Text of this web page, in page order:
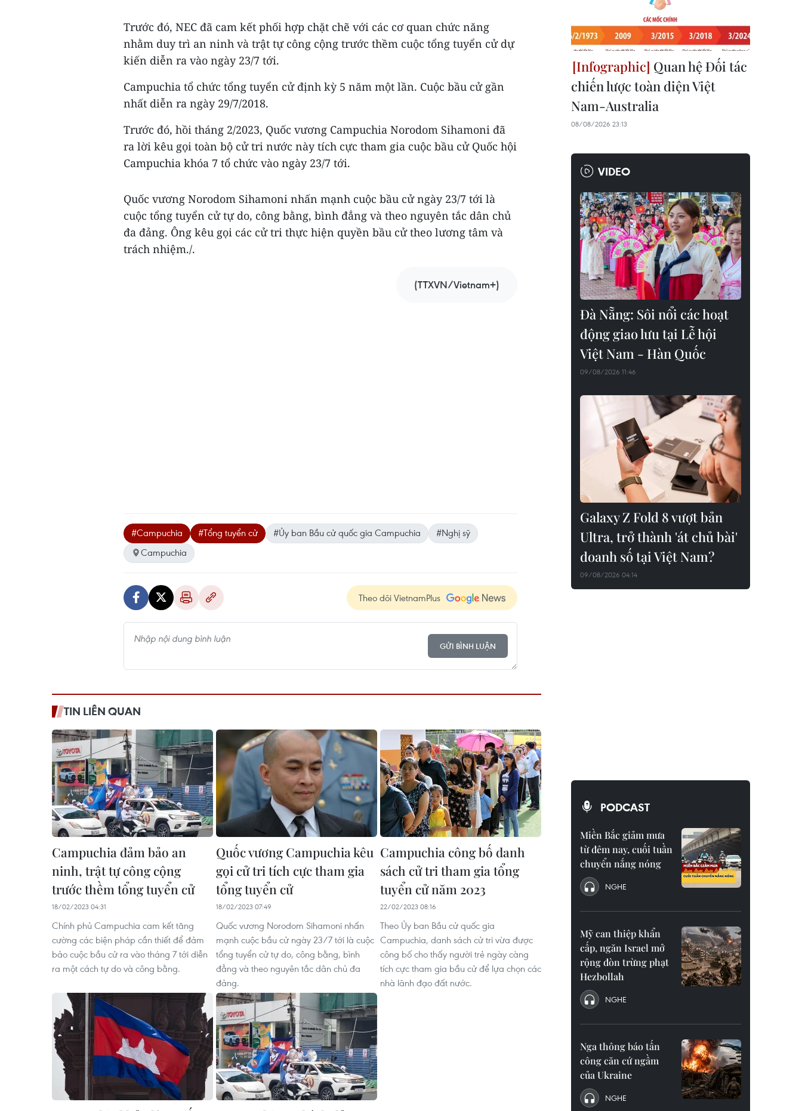
Trước đó, NEC đã cam kết phối hợp chặt chẽ với các cơ quan chức năng
nhằm duy trì an ninh và trật tự công cộng trước thềm cuộc tổng tuyển cử dự
kiến diễn ra vào ngày 23/7 tới.
Campuchia tổ chức tổng tuyển cử định kỳ 5 năm một lần. Cuộc bầu cử gần
nhất diễn ra ngày 29/7/2018.
Trước đó, hồi tháng 2/2023, Quốc vương Campuchia Norodom Sihamoni đã
ra lời kêu gọi toàn bộ cử tri nước này tích cực tham gia cuộc bầu cử Quốc hội
Campuchia khóa 7 tổ chức vào ngày 23/7 tới.
Quốc vương Norodom Sihamoni nhấn mạnh cuộc bầu cử ngày 23/7 tới là
cuộc tổng tuyển cử tự do, công bằng, bình đẳng và theo nguyên tắc dân chủ
đa đảng. Ông kêu gọi các cử tri thực hiện quyền bầu cử theo lương tâm và
trách nhiệm./.
(TTXVN/Vietnam+)
#Campuchia #Tổng tuyển cử #Ủy ban Bầu cử quốc gia Campuchia
#Nghị sỹ
Campuchia
Theo dõi VietnamPlus
GỬI BÌNH LUẬN
TIN LIÊN QUAN
Campuchia đảm bảo an
ninh, trật tự công cộng
trước thềm tổng tuyển cử
18/02/2023 04:31
Chính phủ Campuchia cam kết tăng
cường các biện pháp cần thiết để đảm
bảo cuộc bầu cử ra vào tháng 7 tới diễn
ra một cách tự do và công bằng.
Quốc vương Campuchia kêu
gọi cử tri tích cực tham gia
tổng tuyển cử
18/02/2023 07:49
Quốc vương Norodom Sihamoni nhấn
mạnh cuộc bầu cử ngày 23/7 tới là cuộc
tổng tuyển cử tự do, công bằng, bình
đẳng và theo nguyên tắc dân chủ đa
đảng.
Campuchia công bố danh
sách cử tri tham gia tổng
tuyển cử năm 2023
22/02/2023 08:16
Theo Ủy ban Bầu cử quốc gia
Campuchia, danh sách cử tri vừa được
công bố cho thấy người trẻ ngày càng
tích cực tham gia bầu cử để lựa chọn các
nhà lãnh đạo đất nước.
Quan hệ Đối tác
chiến lược toàn diện Việt
Nam-Australia
08/08/2026 23:13
VIDEO
Đà Nẵng: Sôi nổi các hoạt
động giao lưu tại Lễ hội
Việt Nam - Hàn Quốc
09/08/2026 11:46
Galaxy Z Fold 8 vượt bản
Ultra, trở thành 'át chủ bài'
doanh số tại Việt Nam?
09/08/2026 04:14
PODCAST
Miền Bắc giảm mưa
từ đêm nay, cuối tuần
chuyển nắng nóng
NGHE
Mỹ can thiệp khẩn
cấp, ngăn Israel mở
rộng đòn trừng phạt
Hezbollah
NGHE
Nga thông báo tấn
công căn cứ ngầm
của Ukraine
NGHE